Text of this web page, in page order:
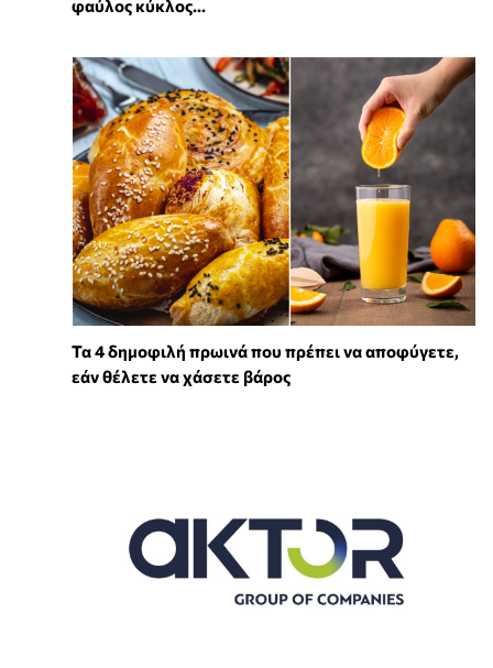
φαύλος κύκλος...
Τα 4 δημοφιλή πρωινά που πρέπει να αποφύγετε,
εάν θέλετε να χάσετε βάρος